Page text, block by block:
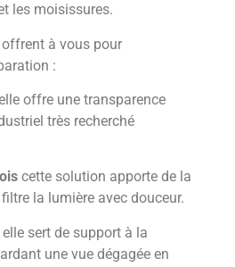
les moisissures.
à vous pour
:
offre une transparence
très recherché
cette solution apporte de la
la lumière avec douceur.
elle sert de support à la
une vue dégagée en